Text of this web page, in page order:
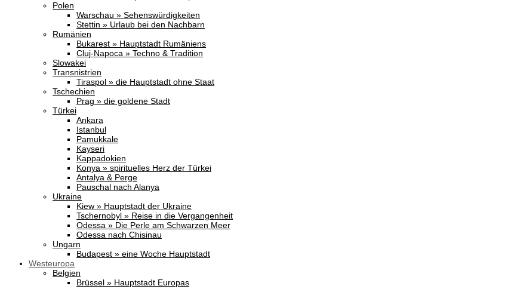
Polen
Warschau » Sehenswürdigkeiten
Stettin » Urlaub bei den Nachbarn
Rumänien
Bukarest » Hauptstadt Rumäniens
Cluj-Napoca » Techno & Tradition
Slowakei
Transnistrien
Tiraspol » die Hauptstadt ohne Staat
Tschechien
Prag » die goldene Stadt
Türkei
Ankara
Istanbul
Pamukkale
Kayseri
Kappadokien
Konya » spirituelles Herz der Türkei
Antalya & Perge
Pauschal nach Alanya
Ukraine
Kiew » Hauptstadt der Ukraine
Tschernobyl » Reise in die Vergangenheit
Odessa » Die Perle am Schwarzen Meer
Odessa nach Chisinau
Ungarn
Budapest » eine Woche Hauptstadt
Westeuropa
Belgien
Brüssel » Hauptstadt Europas